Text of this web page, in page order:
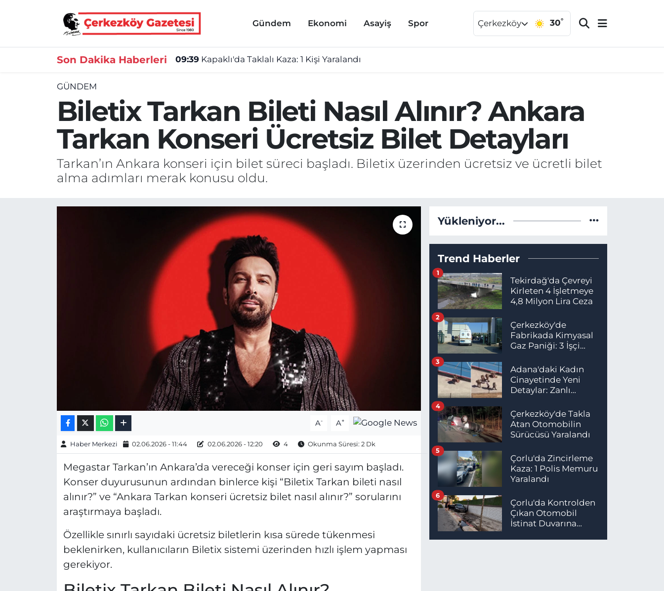
Gündem Ekonomi Asayiş Spor Çerkezköy 30°
Son Dakika Haberleri 09:39 Kapaklı'da Taklalı Kaza: 1 Kişi Yaralandı
GÜNDEM
Biletix Tarkan Bileti Nasıl Alınır? Ankara
Tarkan Konseri Ücretsiz Bilet Detayları
Tarkan’ın Ankara konseri için bilet süreci başladı. Biletix üzerinden ücretsiz ve ücretli bilet
alma adımları merak konusu oldu.
A- A+
Haber Merkezi 02.06.2026 - 11:44 02.06.2026 - 12:20 4 Okunma Süresi: 2 Dk
Megastar Tarkan’ın Ankara’da vereceği konser için geri sayım başladı.
Konser duyurusunun ardından binlerce kişi “Biletix Tarkan bileti nasıl
alınır?” ve “Ankara Tarkan konseri ücretsiz bilet nasıl alınır?” sorularını
araştırmaya başladı.
Özellikle sınırlı sayıdaki ücretsiz biletlerin kısa sürede tükenmesi
beklenirken, kullanıcıların Biletix sistemi üzerinden hızlı işlem yapması
gerekiyor.
Yükleniyor...
Trend Haberler
Tekirdağ'da Çevreyi
Kirleten 4 İşletmeye
4,8 Milyon Lira Ceza
1
Çerkezköy'de
Fabrikada Kimyasal
Gaz Paniği: 3 İşçi
2
Adana'daki Kadın
Cinayetinde Yeni
Detaylar: Zanlı
Yakalandı
3
Çerkezköy'de Takla
Atan Otomobilin
Sürücüsü Yaralandı
4
Çorlu'da Zincirleme
Kaza: 1 Polis Memuru
Yaralandı
5
Çorlu'da Kontrolden
Çıkan Otomobil
İstinat Duvarına
6
Ekonomi
Gündem
Kültür&Sanat
Tekirdağ Nöbetçi Eczaneler
Tekirdağ Hava Durumu
Tekirdağ Namaz Vakitleri
Tekirdağ Trafik Yoğunluk Haritası
Süper Lig Puan Durumu ve Fikstür
Tüm Manşetler